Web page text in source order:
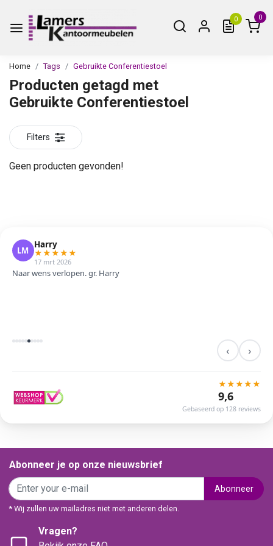
0 0
Home Tags Gebruikte Conferentiestoel
Producten getagd met
Gebruikte Conferentiestoel
Filters
Geen producten gevonden!
LM
Harry
★★★★★
17 mrt 2026
Naar wens verlopen. gr. Harry
‹ ›
★★★★★
9,6
Gebaseerd op 128 reviews
Abonneer je op onze nieuwsbrief
Abonneer
* Wij zullen uw mailadres niet met anderen delen.
Vragen?